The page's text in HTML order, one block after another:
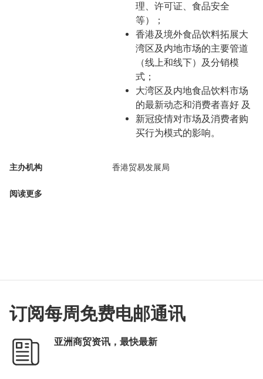
理、许可证、食品安全
等）；
香港及境外食品饮料拓展大
湾区及内地市场的主要管道
（线上和线下）及分销模
式；
大湾区及内地食品饮料市场
的最新动态和消费者喜好 及
新冠疫情对市场及消费者购
买行为模式的影响。
主办机构 香港贸易发展局
阅读更多
订阅每周免费电邮通讯
亚洲商贸资讯，最快最新